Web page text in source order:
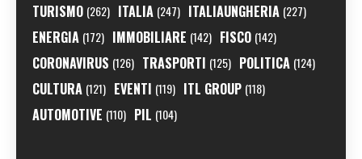
TURISMO (262) ITALIA (247) ITALIAUNGHERIA (227)
ENERGIA (172) IMMOBILIARE (142) FISCO (142)
CORONAVIRUS (126) TRASPORTI (125) POLITICA (124)
CULTURA (121) EVENTI (119) ITL GROUP (118)
AUTOMOTIVE (110) PIL (104)